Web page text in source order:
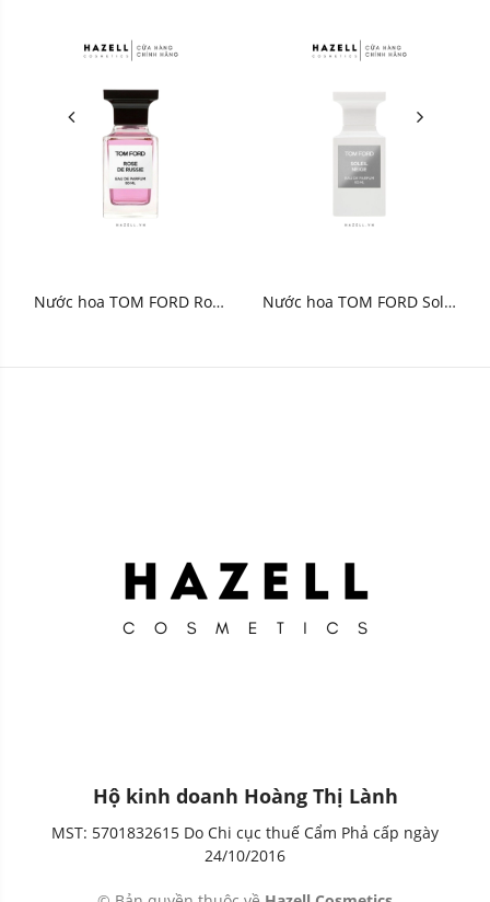
Nước hoa TOM FORD Rose
Nước hoa TOM FORD Solei
Hộ kinh doanh Hoàng Thị Lành
MST: 5701832615 Do Chi cục thuế Cẩm Phả cấp ngày
24/10/2016